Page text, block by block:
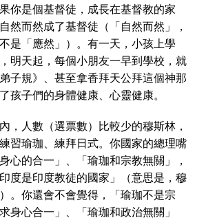
你是個基督徒，成長在基督教的家
然而然成了基督徒（「自然而然」，
是「應然」）。有一天，小孩上學
明天起，每個小朋友一早到學校，就
子規》、甚至拿香拜天公拜這個神那
孩子們的身體健康、心靈健康。
，人數（選票數）比較少的穆斯林，
習瑜珈、練拜日式。你國家的總理嘴
心的合一」、「瑜珈和宗教無關」，
度是印度教徒的國家」（意思是，穆
。你還會不會覺得，「瑜珈不是宗
身心合一」、「瑜珈和政治無關」